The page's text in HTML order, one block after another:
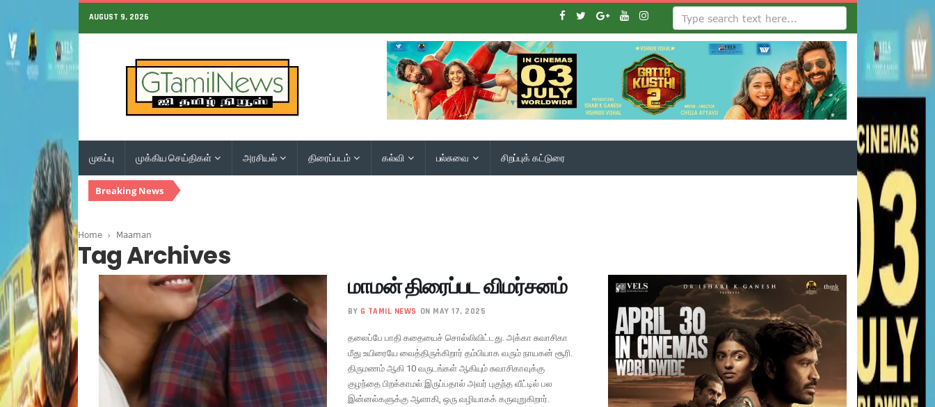
AUGUST 9, 2026
முகப்பு முக்கிய செய்திகள் அரசியல் திரைப்படம் கல்வி பல்சுவை சிறப்புக் கட்டுரை
Breaking News
Home Maaman
Tag Archives
மாமன் திரைப்பட விமர்சனம்
BY G TAMIL NEWS ON MAY 17, 2025
தலைப்பே பாதி கதையைச் சொல்லிவிட்டது. அக்கா சுவாசிகா
மீது உயிரையே வைத்திருக்கிறார் தம்பியாக வரும் நாயகன் சூரி.
திருமணம் ஆகி 10 வருடங்கள் ஆகியும் சுவாசிகாவுக்கு
குழந்தை பிறக்காமல் இருப்பதால் அவர் புகுந்த வீட்டில் பல
இன்னல்களுக்கு ஆளாகி, ஒரு வழியாகக் கருவுறுகிறார்.